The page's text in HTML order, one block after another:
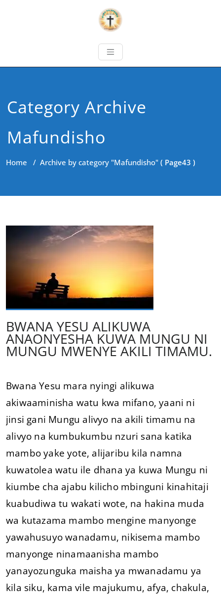
Category Archive
Mafundisho
Home / Archive by category "Mafundisho" ( Page43 )
BWANA YESU ALIKUWA
ANAONYESHA KUWA MUNGU NI
MUNGU MWENYE AKILI TIMAMU.
Bwana Yesu mara nyingi alikuwa
akiwaaminisha watu kwa mifano, yaani ni
jinsi gani Mungu alivyo na akili timamu na
alivyo na kumbukumbu nzuri sana katika
mambo yake yote, alijaribu kila namna
kuwatolea watu ile dhana ya kuwa Mungu ni
kiumbe cha ajabu kilicho mbinguni kinahitaji
kuabudiwa tu wakati wote, na hakina muda
wa kutazama mambo mengine manyonge
yawahusuyo wanadamu, nikisema mambo
manyonge ninamaanisha mambo
yanayozunguka maisha ya mwanadamu ya
kila siku, kama vile majukumu, afya, chakula,